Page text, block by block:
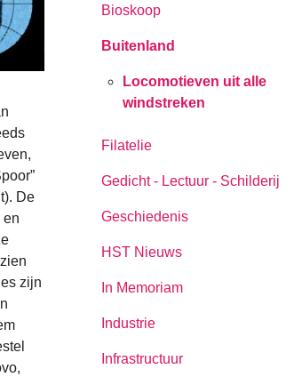
De
en
zijn
Bioskoop
Buitenland
Locomotieven uit alle
windstreken
Filatelie
Gedicht - Lectuur - Schilderij
Geschiedenis
HST Nieuws
In Memoriam
Industrie
Infrastructuur